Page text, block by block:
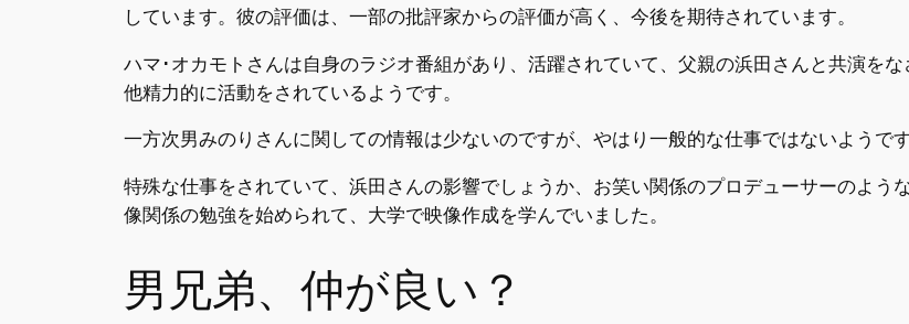
しています。彼の評価は、一部の批評家からの評価が高く、今後を期待されています。
ハマ･オカモトさんは自身のラジオ番組があり、活躍されていて、父親の浜田さんと共演を
他精力的に活動をされているようです。
一方次男みのりさんに関しての情報は少ないのですが、やはり一般的な仕事ではないようです
特殊な仕事をされていて、浜田さんの影響でしょうか、お笑い関係のプロデューサーのよう
像関係の勉強を始められて、大学で映像作成を学んでいました。
男兄弟、仲が良い？